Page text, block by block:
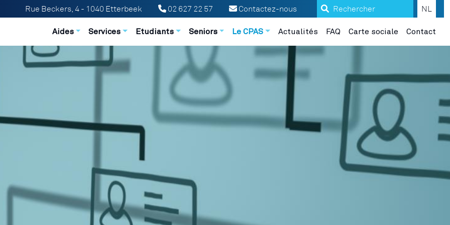
Search NL
Contactez-nous
02 627 22 57
Rue Beckers, 4 - 1040 Etterbeek
Navigation principale
Aides Services Etudiants Seniors Le CPAS Actualités FAQ Carte sociale Contact